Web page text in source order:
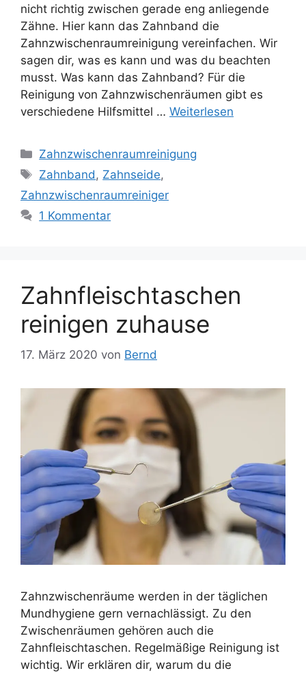
nicht richtig zwischen gerade eng anliegende
Zähne. Hier kann das Zahnband die
Zahnzwischenraumreinigung vereinfachen. Wir
sagen dir, was es kann und was du beachten
musst. Was kann das Zahnband? Für die
Reinigung von Zahnzwischenräumen gibt es
verschiedene Hilfsmittel … Weiterlesen
Kategorien
Zahnzwischenraumreinigung
Schlagwörter
Zahnband, Zahnseide,
Zahnzwischenraumreiniger
1 Kommentar
Zahnfleischtaschen
reinigen zuhause
17. März 2020 von Bernd
Zahnzwischenräume werden in der täglichen
Mundhygiene gern vernachlässigt. Zu den
Zwischenräumen gehören auch die
Zahnfleischtaschen. Regelmäßige Reinigung ist
wichtig. Wir erklären dir, warum du die